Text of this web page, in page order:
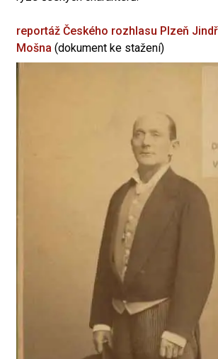
reportáž Českého rozhlasu Plzeň
Mošna (dokument ke stažení)